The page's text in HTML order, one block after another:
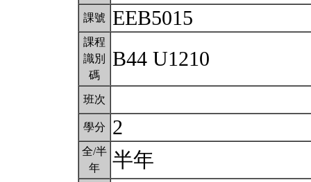
課號 EEB5015
課程
識別
碼
B44 U1210
班次
學分 2
全/半
年
半年